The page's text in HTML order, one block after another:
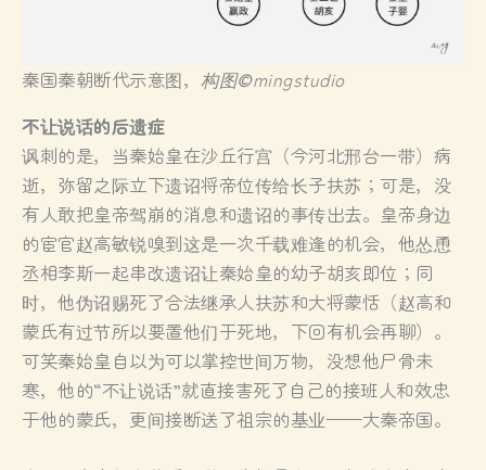
秦国秦朝断代示意图， 构图©mingstudio
不让说话的后遗症
讽刺的是，当秦始皇在沙丘行宫（今河北邢台一带）病
逝，弥留之际立下遗诏将帝位传给长子扶苏；可是，没
有人敢把皇帝驾崩的消息和遗诏的事传出去。皇帝身边
的宦官赵高敏锐嗅到这是一次千载难逢的机会，他怂恿
丞相李斯一起串改遗诏让秦始皇的幼子胡亥即位；同
时，他伪诏赐死了合法继承人扶苏和大将蒙恬（赵高和
蒙氏有过节所以要置他们于死地，下回有机会再聊）。
可笑秦始皇自以为可以掌控世间万物，没想他尸骨未
寒，他的“不让说话”就直接害死了自己的接班人和效忠
于他的蒙氏，更间接断送了祖宗的基业——大秦帝国。